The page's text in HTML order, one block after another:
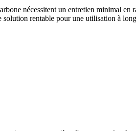
nécessitent un entretien minimal en
solution rentable pour une utilisation à